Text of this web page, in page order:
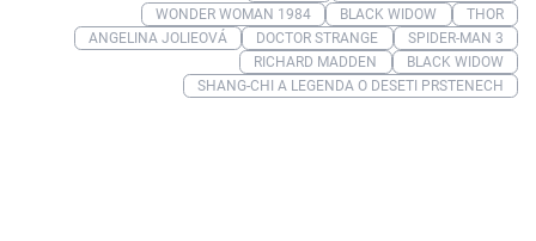
WONDER WOMAN 1984
BLACK WIDOW
THOR
ANGELINA JOLIEOVÁ
DOCTOR STRANGE
SPIDER-MAN 3
RICHARD MADDEN
BLACK WIDOW
SHANG-CHI A LEGENDA O DESETI PRSTENECH